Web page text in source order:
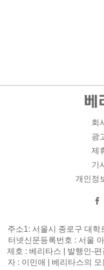
회
광
제
기
개인정
주소1: 서울시 종로구 대학
터넷신문등록번호 : 서울
제호 : 베리타스 | 발행인-
자 : 이민애 | 베리타스의